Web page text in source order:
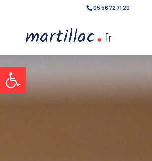
Ouvrir la barre d’outils
05 56 72 71 20